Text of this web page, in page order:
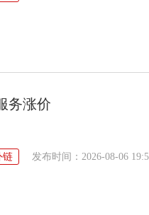
务涨价
链 发布时间：2026-08-06